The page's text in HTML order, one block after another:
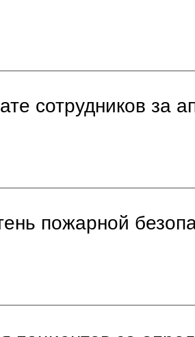
сотрудников за
пожарной